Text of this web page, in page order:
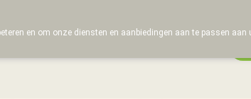
en om onze diensten en aanbiedingen aan te passen